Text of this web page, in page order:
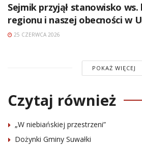
Sejmik przyjął stanowisko
regionu i naszej obecności w
25 CZERWCA 2026
POKAŻ WIĘCEJ
Czytaj również
„W niebiańskiej przestrzeni”
Dożynki Gminy Suwałki